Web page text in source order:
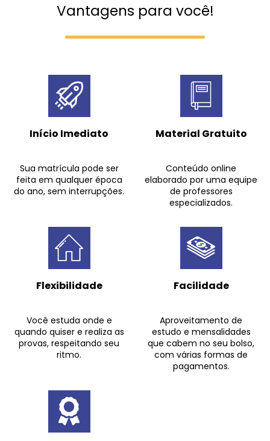
Vantagens para você!
Início Imediato
Sua matrícula pode ser
feita em qualquer época
do ano, sem interrupções.
Material Gratuito
Conteúdo online
elaborado por uma equipe
de professores
especializados.
Flexibilidade
Você estuda onde e
quando quiser e realiza as
provas, respeitando seu
ritmo.
Facilidade
Aproveitamento de
estudo e mensalidades
que cabem no seu bolso,
com várias formas de
pagamentos.